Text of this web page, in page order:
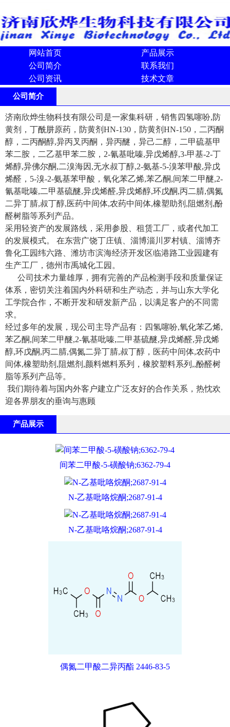
网站首页
产品展示
公司简介
联系我们
公司资讯
技术文章
公司简介
济南欣烨生物科技有限公司是一家集科研，销售四氢噻吩,防
黄剂，丁酰肼原药，防黄剂HN-130，防黄剂HN-150，二丙酮
醇，二丙酮醇,异丙叉丙酮，异丙醚，异己二醇，二甲硫基甲
苯二胺，二乙基甲苯二胺，2-氰基吡嗪,异戊烯醇,3-甲基-2-丁
烯醇,异佛尔酮,二溴海因,无水叔丁醇,2-氨基-5-溴苯甲酸,异戊
烯醛，5-溴-2-氨基苯甲酸，氧化苯乙烯,苯乙酮,间苯二甲醚,2-
氰基吡嗪,二甲基硫醚,异戊烯醛,异戊烯醇,环戊酮,丙二腈,偶氮
二异丁腈,叔丁醇,医药中间体,农药中间体,橡塑助剂,阻燃剂,酚
醛树脂等系列产品。
采用轻资产的发展路线，采用参股、租赁工厂，或者代加工
的发展模式。 在东营广饶丁庄镇、淄博淄川罗村镇、淄博齐
鲁化工园纬六路、潍坊市滨海经济开发区临港路工业园建有
生产工厂，德州市禹城化工园。
公司技术力量雄厚，拥有完善的产品检测手段和质量保证
体系，密切关注着国内外科研和生产动态，并与山东大学化
工学院合作，不断开发和研发新产品，以满足客户的不同需
求。
经过多年的发展，现公司主导产品有：四氢噻吩,氧化苯乙烯,
苯乙酮,间苯二甲醚,2-氰基吡嗪,二甲基硫醚,异戊烯醛,异戊烯
醇,环戊酮,丙二腈,偶氮二异丁腈,叔丁醇，医药中间体,农药中
间体,橡塑助剂,阻燃剂,颜料燃料系列，橡胶塑料系列,,酚醛树
脂等系列产品等。
我们期待着与国内外客户建立广泛友好的合作关系，热忱欢
迎各界朋友的垂询与惠顾
产品展示
间苯二甲酸-5-磺酸钠;6362-79-4
N-乙基吡咯烷酮;2687-91-4
N-乙基吡咯烷酮;2687-91-4
偶氮二甲酸二异丙酯 2446-83-5